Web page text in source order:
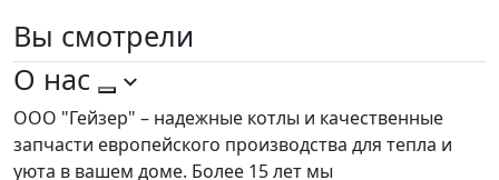
Вы смотрели
О нас
ООО "Гейзер" – надежные котлы и качественные
запчасти европейского производства для тепла и
уюта в вашем доме. Более 15 лет мы